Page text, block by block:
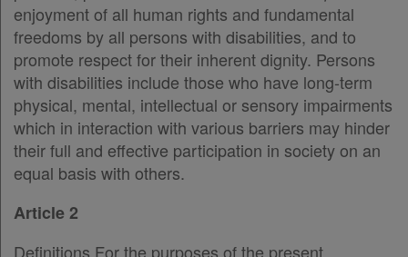
Οι
σημειώσεις
μου
Ψάχνω
και
δε
βρίσκω
enjoyment of all human rights and fundamental
freedoms by all persons with disabilities, and to
promote respect for their inherent dignity. Persons
with disabilities include those who have long-term
physical, mental, intellectual or sensory impairments
which in interaction with various barriers may hinder
their full and effective participation in society on an
equal basis with others.
Article 2
Definitions For the purposes of the present